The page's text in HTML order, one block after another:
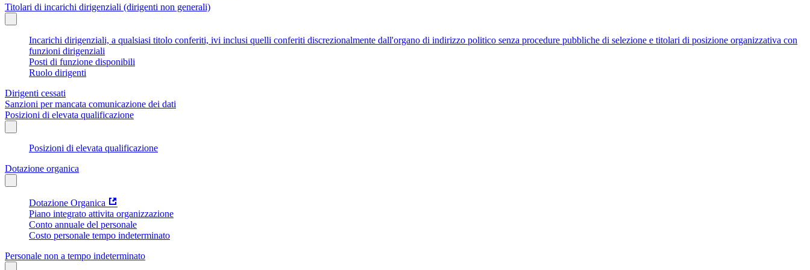
Titolari di incarichi dirigenziali (dirigenti non generali)
Incarichi dirigenziali, a qualsiasi titolo conferiti, ivi inclusi quelli conferiti discrezionalmente dall'organo di indirizzo politico senza procedure pubbliche di selezione e titolari di posizione organizzativa con
funzioni dirigenziali
Posti di funzione disponibili
Ruolo dirigenti
Dirigenti cessati
Sanzioni per mancata comunicazione dei dati
Posizioni di elevata qualificazione
Posizioni di elevata qualificazione
Dotazione organica
Dotazione Organica
Piano integrato attivita organizzazione
Conto annuale del personale
Costo personale tempo indeterminato
Personale non a tempo indeterminato